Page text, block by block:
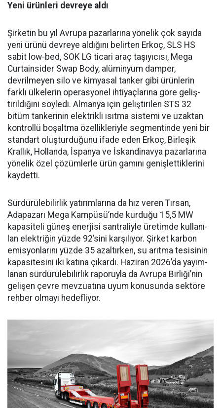
Yeni ürünleri devreye aldı
Şirketin bu yıl Avrupa pazar­larına yönelik çok sayıda
yeni ürünü devreye aldığını belirten Erkoç, SLS HS
sabit low-bed, SOK LG ticari araç taşıyıcısı, Mega
Curtainsider Swap Body, alüminyum damper,
devrilme­yen silo ve kimyasal tanker gibi ürünlerin
farklı ülkelerin ope­rasyonel ihtiyaçlarına göre geliş­
tirildiğini söyledi. Almanya için geliştirilen STS 32
bitüm tan­kerinin elektrikli ısıtma siste­mi ve uzaktan
kontrollü boşalt­ma özellikleriyle segmentinde yeni bir
standart oluşturduğunu ifade eden Erkoç, Birleşik
Kral­lık, Hollanda, İspanya ve İskan­dinavya pazarlarına
yönelik özel çözümlerle ürün gamını geniş­lettiklerini
kaydetti.
Sürdürülebilirlik yatırımları­na da hız veren Tırsan,
Adapaza­rı Mega Kampüsü’nde kurduğu 15,5 MW
kapasiteli güneş ener­jisi santraliyle üretimde kullanı­
lan elektriğin yüzde 92’sini karşı­lıyor. Şirket karbon
emisyonları­nı yüzde 35 azaltırken, su arıtma tesisinin
kapasitesini iki katına çıkardı. Haziran 2026’da yayım­
lanan sürdürülebilirlik raporuyla da Avrupa Birliği’nin
gelişen çev­re mevzuatına uyum konusunda sektöre
rehber olmayı hedefliyor.